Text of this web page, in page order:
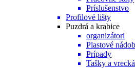
Príslušenstvo
Profilové lišty
Puzdrá a krabice
organizátori
Plastové
Prípady
Tašky a